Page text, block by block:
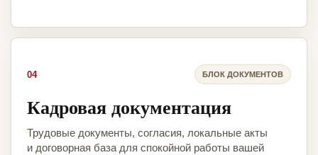
04 БЛОК ДОКУМЕНТОВ
Кадровая документация
Трудовые документы, согласия, локальные акты
и договорная база для спокойной работы вашей